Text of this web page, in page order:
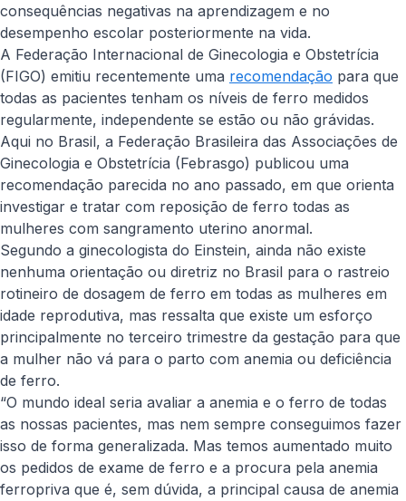
consequências negativas na aprendizagem e no
desempenho escolar posteriormente na vida.
A Federação Internacional de Ginecologia e Obstetrícia
(FIGO) emitiu recentemente uma recomendação para que
todas as pacientes tenham os níveis de ferro medidos
regularmente, independente se estão ou não grávidas.
Aqui no Brasil, a Federação Brasileira das Associações de
Ginecologia e Obstetrícia (Febrasgo) publicou uma
recomendação parecida no ano passado, em que orienta
investigar e tratar com reposição de ferro todas as
mulheres com sangramento uterino anormal.
Segundo a ginecologista do Einstein, ainda não existe
nenhuma orientação ou diretriz no Brasil para o rastreio
rotineiro de dosagem de ferro em todas as mulheres em
idade reprodutiva, mas ressalta que existe um esforço
principalmente no terceiro trimestre da gestação para que
a mulher não vá para o parto com anemia ou deficiência
de ferro.
“O mundo ideal seria avaliar a anemia e o ferro de todas
as nossas pacientes, mas nem sempre conseguimos fazer
isso de forma generalizada. Mas temos aumentado muito
os pedidos de exame de ferro e a procura pela anemia
ferropriva que é, sem dúvida, a principal causa de anemia